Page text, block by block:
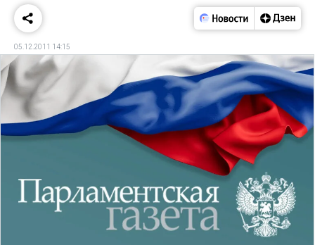
05.12.2011 14:15